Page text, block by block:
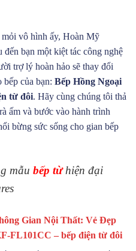
vô hình ấy, Hoàn Mỹ
bạn một kiệt tác công nghệ
trợ lý hoàn hảo sẽ thay đổi
của bạn: Bếp Hồng Ngoại
từ đôi. Hãy cùng chúng tôi thả
ấm và bước vào hành trình
bừng sức sống cho gian bếp
mẫu bếp từhiện đại
Gian Nội Thất: Vẻ Đẹp
FL101CC – bếp điện từ đôi